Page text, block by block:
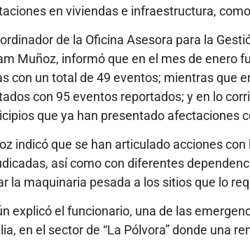
en viviendas e infraestructura,
de la Oficina Asesora para la
Muñoz, informó que en el mes de enero
con un total de 49 eventos; mientras que
con 95 eventos reportados; y en lo
que ya han presentado afectaciones
indicó que se han articulado acciones
así como con diferentes
la maquinaria pesada a los sitios que lo
explicó el funcionario, una de las
en el sector de “La Pólvora” donde una